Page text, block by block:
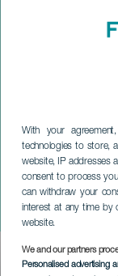
With your
technologies to store,
website, IP addresses
consent to process
can withdraw your
interest at any time by
website.
We and our partners
Personalised advertising
La
Imagen
Listado